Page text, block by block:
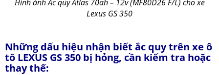
Hình ảnh Ắc quy Atlas 70ah – 12v (MF80D26 F/L) cho xe
Lexus GS 350
Những dấu hiệu nhận biết ắc quy trên xe ô
tô LEXUS GS 350 bị hỏng, cần kiểm tra hoặc
thay thế: